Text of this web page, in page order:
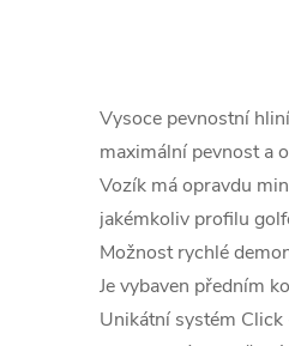
Vysoce pevnostní
maximální pevnost a
Vozík má opravdu
jakémkoliv profilu
Možnost rychlé
Je vybaven předním
Unikátní systém